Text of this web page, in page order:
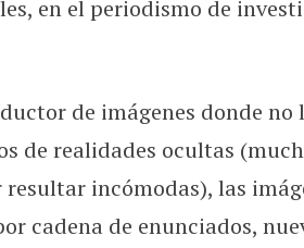
en el periodismo de
de imágenes donde no
de realidades ocultas
incómodas), las
cadena de enunciados,